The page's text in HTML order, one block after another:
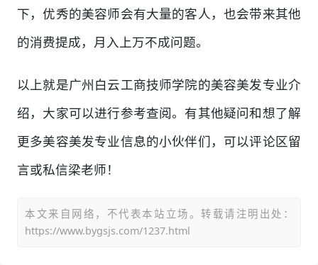
下，优秀的美容师会有大量的客人，也会带来其他
的消费提成，月入上万不成问题。
以上就是广州白云工商技师学院的美容美发专业介
绍，大家可以进行参考查阅。有其他疑问和想了解
更多美容美发专业信息的小伙伴们，可以评论区留
言或私信梁老师！
本文来自网络，不代表本站立场。转载请注明出处：
https://www.bygsjs.com/1237.html